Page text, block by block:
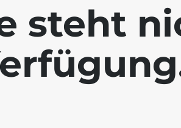
steht